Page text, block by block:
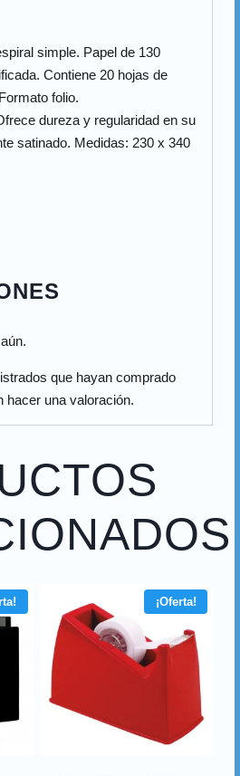
simple. Papel de 130
Contiene 20 hojas de
folio.
dureza y regularidad en su
satinado. Medidas: 230 x 340
que hayan comprado
hacer una valoración.
¡Oferta!